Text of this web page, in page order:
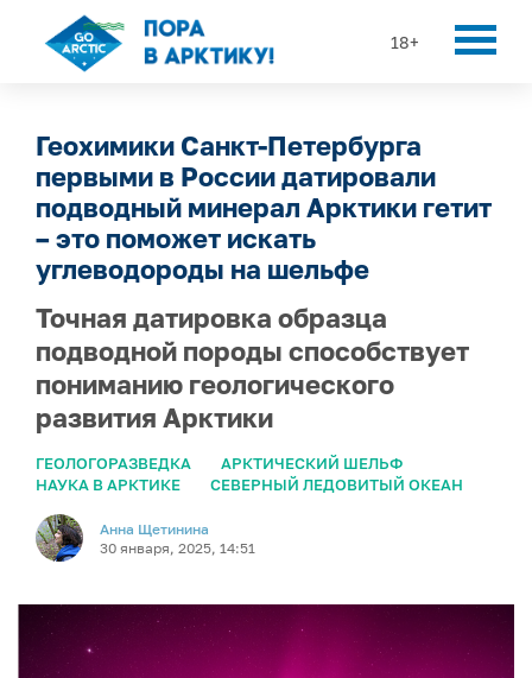
18+
Геохимики Санкт-Петербурга
первыми в России датировали
подводный минерал Арктики гетит
– это поможет искать
углеводороды на шельфе
Точная датировка образца
подводной породы способствует
пониманию геологического
развития Арктики
ГЕОЛОГОРАЗВЕДКА
АРКТИЧЕСКИЙ ШЕЛЬФ
НАУКА В АРКТИКЕ
СЕВЕРНЫЙ ЛЕДОВИТЫЙ ОКЕАН
Анна Щетинина
30 января, 2025, 14:51